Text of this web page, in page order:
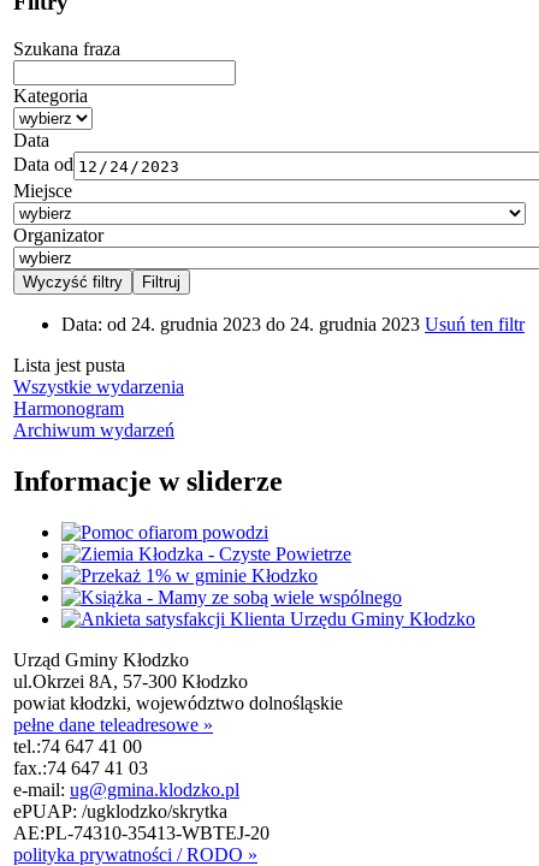
Szukana fraza
Kategoria
Data
Data od
Miejsce
Organizator
Data: od 24. grudnia 2023 do 24. grudnia 2023 Usuń ten filtr
Lista jest pusta
Wszystkie wydarzenia
Harmonogram
Archiwum wydarzeń
Informacje w sliderze
Urząd Gminy Kłodzko
ul.Okrzei 8A, 57-300 Kłodzko
powiat kłodzki, województwo dolnośląskie
pełne dane teleadresowe »
tel.:74 647 41 00
fax.:74 647 41 03
e-mail: ug@gmina.klodzko.pl
ePUAP: /ugklodzko/skrytka
AE:PL-74310-35413-WBTEJ-20
polityka prywatności / RODO »